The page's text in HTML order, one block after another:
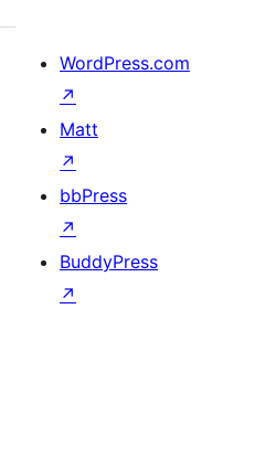
WordPress.com
↗
Matt
↗
bbPress
↗
BuddyPress
↗